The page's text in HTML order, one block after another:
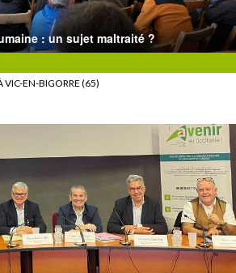
: un sujet maltraité ?
VIC-EN-BIGORRE (65)